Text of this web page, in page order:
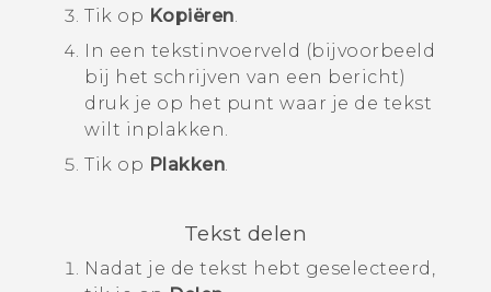
Tik op Kopiëren.
In een tekstinvoerveld (bijvoorbeeld
bij het schrijven van een bericht)
druk je op het punt waar je de tekst
wilt inplakken.
Tik op Plakken.
Tekst delen
Nadat je de tekst hebt geselecteerd,